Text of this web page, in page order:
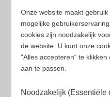
Aramis Heren parfum
Armani Heren parfum
Azzaro Heren parfum
BALR. Heren parfum
BVLGARI Heren parfum
Onze website maakt
mogelijke
cookies zijn noodzakelijk
de website. U kunt onze
"Alles accepteren" te
aan te passen.
Noodzakelijk (Essentiële